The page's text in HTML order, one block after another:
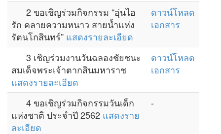
2 ขอเชิญร่วมกิจกรรม “อุ่นไอ
รัก คลายความหนาว สายน้ำแห่ง
รัตนโกสินทร์” แสดงรายละเอียด
ดาวน์โหลด
เอกสาร
3 เชิญร่วมงานวันฉลองชัยชนะ
สมเด็จพระเจ้าตากสินมหาราช
แสดงรายละเอียด
ดาวน์โหลด
เอกสาร
4 ขอเชิญร่วมกิจกรรมวันเด็ก
แห่งชาติ ประจำปี 2562 แสดงราย
ละเอียด
-